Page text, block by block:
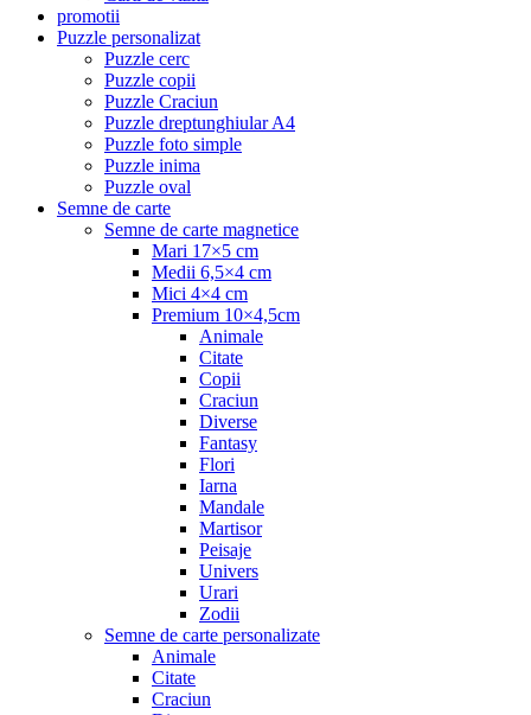
promotii
Puzzle personalizat
Puzzle cerc
Puzzle copii
Puzzle Craciun
Puzzle dreptunghiular A4
Puzzle foto simple
Puzzle inima
Puzzle oval
Semne de carte
Semne de carte magnetice
Mari 17×5 cm
Medii 6,5×4 cm
Mici 4×4 cm
Premium 10×4,5cm
Animale
Citate
Copii
Craciun
Diverse
Fantasy
Flori
Iarna
Mandale
Martisor
Peisaje
Univers
Urari
Zodii
Semne de carte personalizate
Animale
Citate
Craciun